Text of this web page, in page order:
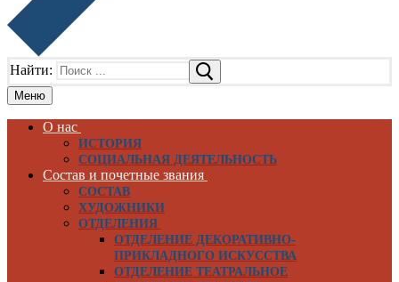
Найти:
Меню
О нас
ИСТОРИЯ
СОЦИАЛЬНАЯ ДЕЯТЕЛЬНОСТЬ
Состав и почетные звания
СОСТАВ
ХУДОЖНИКИ
ОТДЕЛЕНИЯ
ОТДЕЛЕНИЕ ДЕКОРАТИВНО-
ПРИКЛАДНОГО ИСКУССТВА
ОТДЕЛЕНИЕ ТЕАТРАЛЬНОЕ